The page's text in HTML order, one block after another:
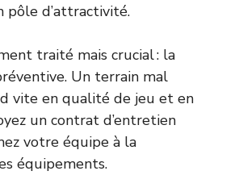
pôle d’attractivité.
traité mais crucial : la
Un terrain mal
vite en qualité de jeu et en
un contrat d’entretien
votre équipe à la
équipements.